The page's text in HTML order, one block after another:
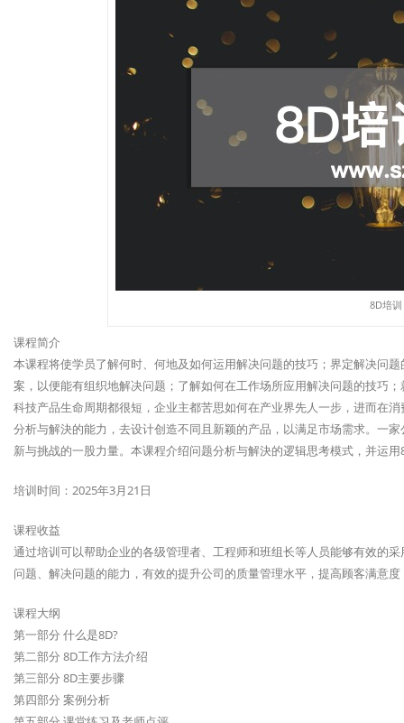
8D培训
课程简介
本课程将使学员了解何时、何地及如何运用解决问题的技巧；界定解决问
案，以便能有组织地解决问题；了解如何在工作场所应用解决问题的技巧
科技产品生命周期都很短，企业主都苦思如何在产业界先人一步，进而在
分析与解決的能力，去设计创造不同且新颖的产品，以满足市场需求。一
新与挑战的一股力量。本课程介绍问题分析与解決的逻辑思考模式，并运
培训时间：2025年3月21日
课程收益
通过培训可以帮助企业的各级管理者、工程师和班组长等人员能够有效的
问题、解决问题的能力，有效的提升公司的质量管理水平，提高顾客满意
课程大纲
第一部分 什么是8D?
第二部分 8D工作方法介绍
第三部分 8D主要步骤
第四部分 案例分析